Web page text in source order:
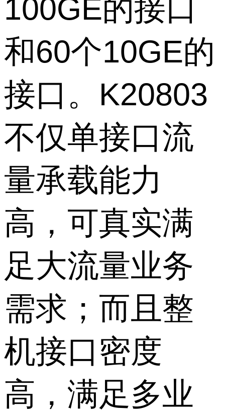
100GE的接口
和60个10GE的
接口。K20803
不仅单接口流
量承载能力
高，可真实满
足大流量业务
需求；而且整
机接口密度
高，满足多业